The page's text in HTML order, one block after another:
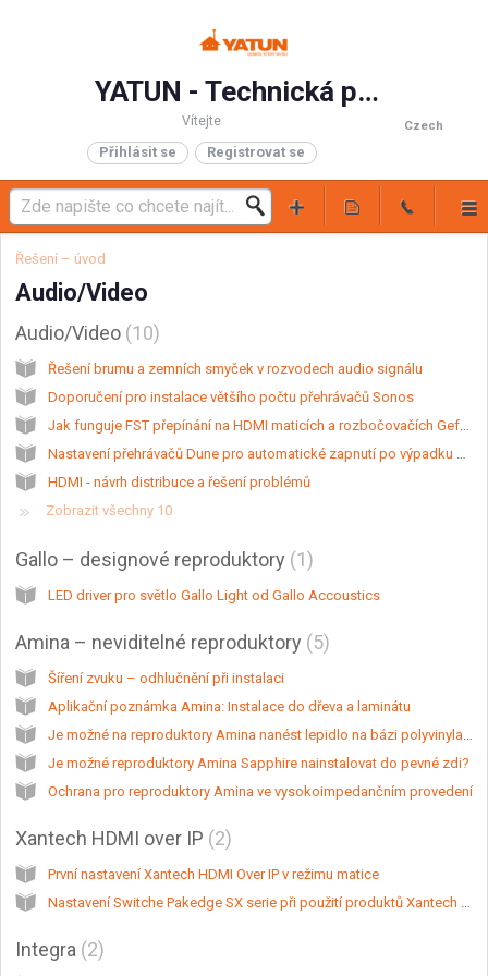
YATUN - Technická podpora
Czech
Vítejte
Přihlásit se Registrovat se
Řešení – úvod
Audio/Video
Audio/Video 10
Řešení brumu a zemních smyček v rozvodech audio signálu
Doporučení pro instalace většího počtu přehrávačů Sonos
HDMI - návrh distribuce a řešení problémů
Zobrazit všechny 10
Gallo – designové reproduktory 1
LED driver pro světlo Gallo Light od Gallo Accoustics
Amina – neviditelné reproduktory 5
Šíření zvuku – odhlučnění při instalaci
Aplikační poznámka Amina: Instalace do dřeva a laminátu
Je možné reproduktory Amina Sapphire nainstalovat do pevné zdi?
Ochrana pro reproduktory Amina ve vysokoimpedančním provedení
Xantech HDMI over IP 2
První nastavení Xantech HDMI Over IP v režimu matice
Integra 2